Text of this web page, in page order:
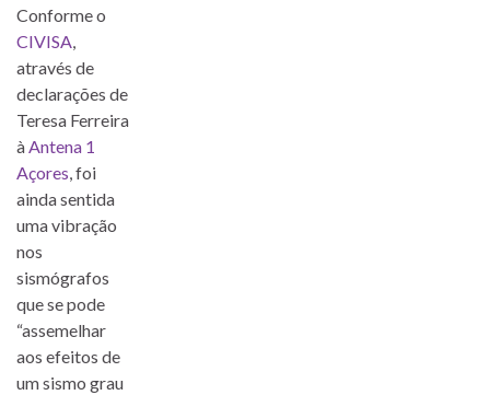
Conforme o
CIVISA,
através de
declarações de
Teresa Ferreira
àAntena 1
Açores, foi
ainda sentida
uma vibração
nos
sismógrafos
que se pode
“assemelhar
aos efeitos de
um sismo grau